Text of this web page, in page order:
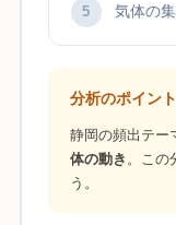
5 気体の
分析のポイント
静岡の頻出テー
体の動き 。この
う。